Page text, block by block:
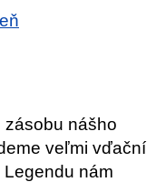
zásobu nášho
veľmi vďační
nám